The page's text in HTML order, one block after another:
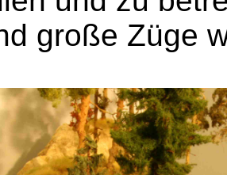
große Züge